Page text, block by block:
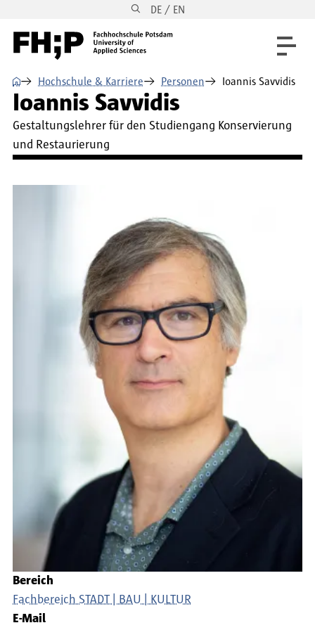
Direkt zur Hauptnavigation DE / EN
⌂ Hochschule & Karriere Personen Ioannis Savvidis
Ioannis Savvidis
Gestaltungslehrer für den Studiengang Konservierung
und Restaurierung
Bereich
Fachbereich STADT | BAU | KULTUR
E-Mail